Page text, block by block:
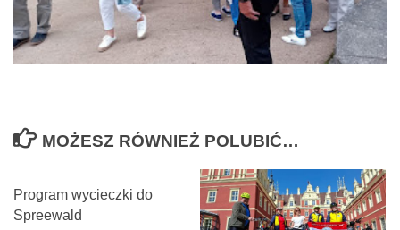
MOŻESZ RÓWNIEŻ POLUBIĆ…
Program wycieczki do
Spreewald